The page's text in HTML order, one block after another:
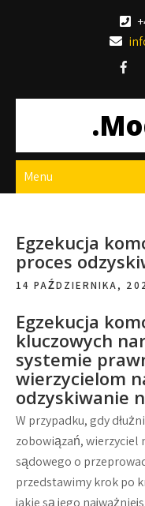
Menu
Egzekucja
proces
14 PAŹDZIERNIKA,
Egzekucja
kluczowych
systemie
wierzycielom
odzyskiwanie
W przypadku, gdy
zobowiązań, wierzyciel
sądowego o
przedstawimy krok po
jakie są jego